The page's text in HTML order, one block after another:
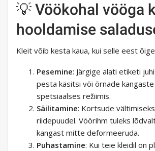
💡 Vöökohal vööga
hooldamise
Kleit võib kesta kaua, kui selle eest
Pesemine: Järgige alati etiketi
pesta käsitsi või õrnade
spetsiaalses režiimis.
Säilitamine: Kortsude
riidepuudel. Vöörihm tuleks
kangast mitte deformeeruda.
Puhastamine: Kui teie kleidil on